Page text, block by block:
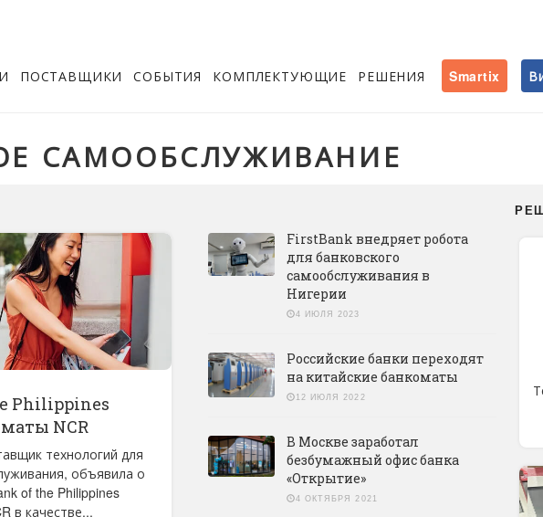
ПОСТАВЩИКИ СОБЫТИЯ КОМПЛЕКТУЮЩИЕ РЕШЕНИЯ Smartix
САМООБСЛУЖИВАНИЕ
Philippines
NCR
технологий для
объявила о
of the Philippines
в качестве...
FirstBank внедряет робота
для банковского
самообслуживания в
Нигерии
4 ИЮЛЯ 2023
Российские банки переходят
на китайские банкоматы
12 ИЮЛЯ 2022
В Москве заработал
безбумажный офис банка
«Открытие»
4 ОКТЯБРЯ 2021